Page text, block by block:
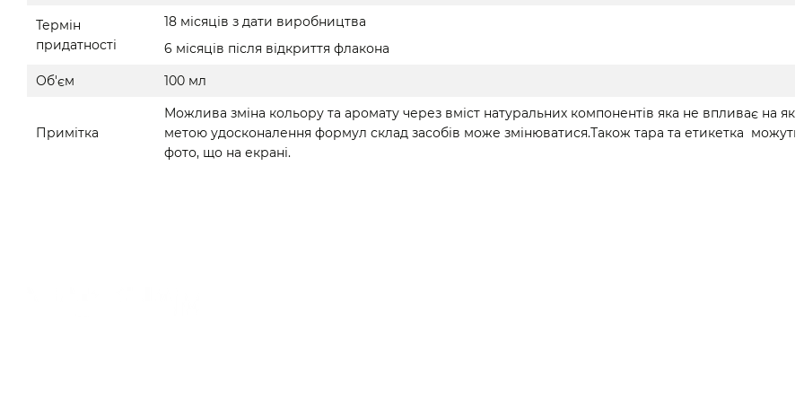
Термін
придатності
18 місяців з дати виробництва
6 місяців після відкриття флакона
Об'єм
100 мл
Примітка
Можлива зміна кольору та аромату через вміст натуральних компонентів яка не впливає на
метою удосконалення формул склад засобів може змінюватися.Також тара та етикетка можуть
фото, що на екрані.